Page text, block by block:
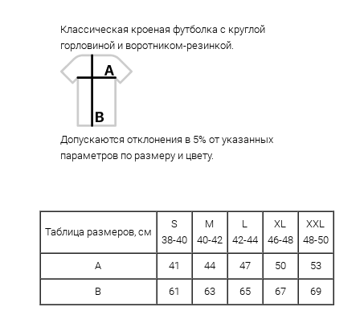
Классическая кроеная футболка с круглой
горловиной и воротником-резинкой.
Допускаются отклонения в 5% от указанных
параметров по размеру и цвету.
Таблица размеров, см
S
38-40
M
40-42
L
42-44
XL
46-48
XXL
48-50
A 41 44 47 50 53
B 61 63 65 67 69